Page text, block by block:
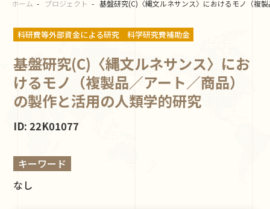
ホーム プロジェクト 基盤研究(C)〈縄文ルネサンス〉におけるモノ（複
科研費等外部資金による研究 科学研究費補助金
基盤研究(C)〈縄文ルネサンス〉にお
けるモノ（複製品／アート／商品）
の製作と活用の人類学的研究
ID: 22K01077
キーワード
なし